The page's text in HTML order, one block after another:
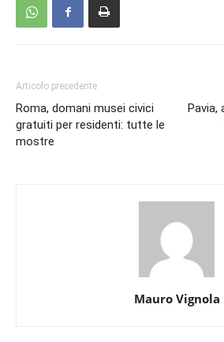
Articolo precedente
Roma, domani musei civici
gratuiti per residenti: tutte le
mostre
Pavia,
Mauro Vignola